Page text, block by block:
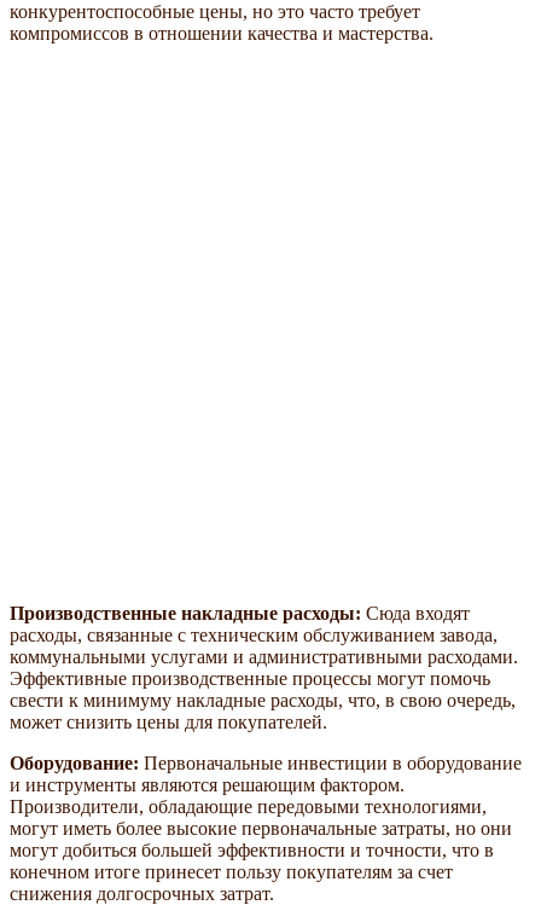
конкурентоспособные цены, но это часто требует
компромиссов в отношении качества и мастерства.
Производственные накладные расходы: Сюда входят
расходы, связанные с техническим обслуживанием завода,
коммунальными услугами и административными расходами.
Эффективные производственные процессы могут помочь
свести к минимуму накладные расходы, что, в свою очередь,
может снизить цены для покупателей.
Оборудование: Первоначальные инвестиции в оборудование
и инструменты являются решающим фактором.
Производители, обладающие передовыми технологиями,
могут иметь более высокие первоначальные затраты, но они
могут добиться большей эффективности и точности, что в
конечном итоге принесет пользу покупателям за счет
снижения долгосрочных затрат.